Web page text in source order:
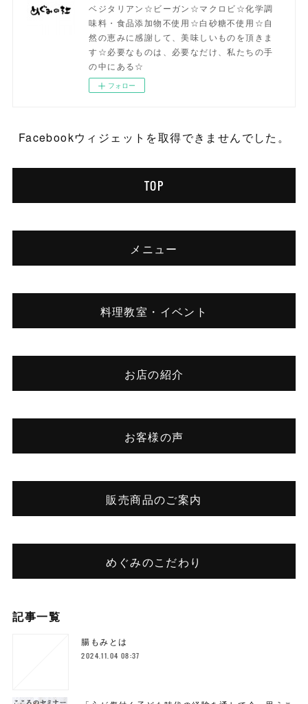
ベジタリアン☆ビーガン☆マクロビ☆化学調
味料・食品添加物不使用☆白砂糖不使用☆自
然の恵みに感謝して、美味しいものを頂きま
す☆必要なものは、必要なだけ、私たちの手
の中にある☆
フォロー
Facebookウィジェットを取得できませんでした。
TOP
メニュー
料理教室・イベント
お店の紹介
お客様の声
販売商品のご案内
めぐみのこだわり
記事一覧
腸もみとは
2024.11.04 08:37